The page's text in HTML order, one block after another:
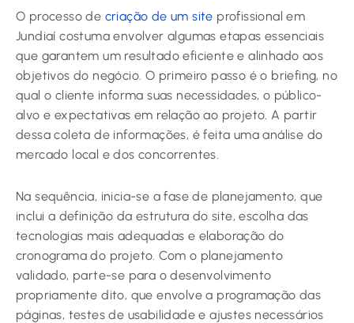
O processo de criação de um site profissional em
Jundiaí costuma envolver algumas etapas essenciais
que garantem um resultado eficiente e alinhado aos
objetivos do negócio. O primeiro passo é o briefing, no
qual o cliente informa suas necessidades, o público-
alvo e expectativas em relação ao projeto. A partir
dessa coleta de informações, é feita uma análise do
mercado local e dos concorrentes.
Na sequência, inicia-se a fase de planejamento, que
inclui a definição da estrutura do site, escolha das
tecnologias mais adequadas e elaboração do
cronograma do projeto. Com o planejamento
validado, parte-se para o desenvolvimento
propriamente dito, que envolve a programação das
páginas, testes de usabilidade e ajustes necessários